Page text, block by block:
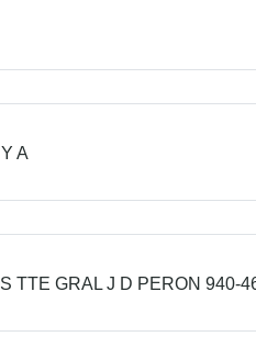
A
TTE GRAL J D PERON 940-